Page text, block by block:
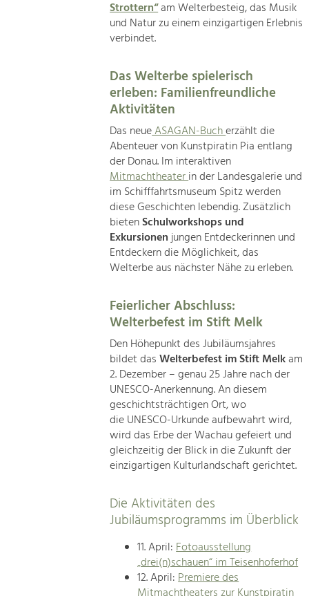
Strottern“am Welterbesteig, das Musik
und Natur zu einem einzigartigen Erlebnis
verbindet.
Das Welterbe spielerisch
erleben: Familienfreundliche
Aktivitäten
Das neueASAGAN-Bucherzählt die
Abenteuer von Kunstpiratin Pia entlang
der Donau. Im interaktiven
Mitmachtheaterin der Landesgalerie und
im Schifffahrtsmuseum Spitz werden
diese Geschichten lebendig. Zusätzlich
bietenSchulworkshops und
Exkursionenjungen Entdeckerinnen und
Entdeckern die Möglichkeit, das
Welterbe aus nächster Nähe zu erleben.
Feierlicher Abschluss:
Welterbefest im Stift Melk
Den Höhepunkt des Jubiläumsjahres
bildet dasWelterbefest im Stift Melkam
2. Dezember – genau 25 Jahre nach der
UNESCO-Anerkennung. An diesem
geschichtsträchtigen Ort, wo
die UNESCO-Urkunde aufbewahrt wird,
wird das Erbe der Wachau gefeiert und
gleichzeitig der Blick in die Zukunft der
einzigartigen Kulturlandschaft gerichtet.
Die Aktivitäten des
Jubiläumsprogramms im Überblick
11. April:Fotoausstellung
„drei(n)schauen“ im Teisenhoferhof
12. April:Premiere des